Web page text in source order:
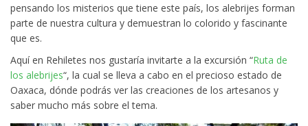
pensando los misterios que tiene este país, los alebrijes forman
parte de nuestra cultura y demuestran lo colorido y fascinante
que es.
Aquí en Rehiletes nos gustaría invitarte a la excursión “Ruta de
los alebrijes“, la cual se lleva a cabo en el precioso estado de
Oaxaca, dónde podrás ver las creaciones de los artesanos y
saber mucho más sobre el tema.